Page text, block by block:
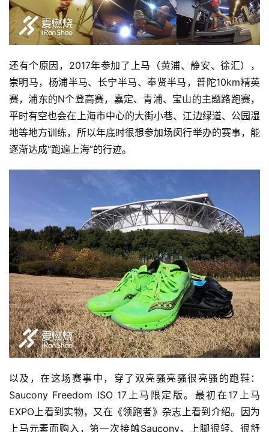
还有个原因，2017年参加了上马（黄浦、静安、徐汇），
崇明马，杨浦半马、长宁半马、奉贤半马，普陀10km精英
赛，浦东的N个登高赛，嘉定、青浦、宝山的主题路跑赛，
平时有空也会在上海市中心的大街小巷、江边绿道、公园湿
地等地方训练，所以年底时很想参加场闵行举办的赛事，能
逐渐达成“跑遍上海”的行迹。
以及，在这场赛事中，穿了双亮骚亮骚很亮骚的跑鞋：
Saucony Freedom ISO 17上马限定版。最初在17上马
EXPO上看到实物，又在《领跑者》杂志上看到介绍。因为
上马元素而购入，第一次接触Saucony，上脚很轻、很舒